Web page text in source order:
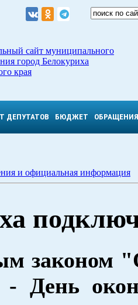
сайт муниципального
город Белокуриха
края
ДЕПУТАТОВ БЮДЖЕТ ОБРАЩЕНИЯ
и официальная информация
законом
- День